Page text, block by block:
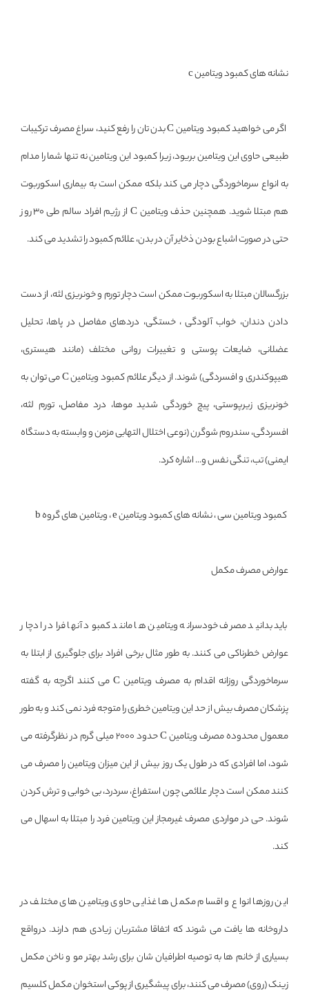
نشانه های کمبود ویتامین c
اگر می خواهید کمبود ویتامین C بدن تان را رفع کنید، سراغ مصرف ترکیبات
طبیعی حاوی این ویتامین بریود، زیرا کمبود این ویتامین نه تنها شما را مدام
به انواع سرماخوردگی دچار می کند بلکه ممکن است به بیماری اسکوربوت
هم مبتلا شوید. همچنین حذف ویتامین C از رژیم افراد سالم طی 30 روز
حتی در صورت اشباع بودن ذخایر آن در بدن، علائم کمبود را تشدید می کند.
بزرگسالان مبتلا به اسکوربوت ممکن است دچار تورم و خونریزی لثه، از دست
دادن دندان، خواب آلودگی ، خستگی، دردهای مفاصل در پاها، تحلیل
عضلانی، ضایعات پوستی و تغییرات روانی مختلف (مانند هیستری،
هیپوکندری و افسردگی) شوند. از دیگر علائم کمبود ویتامین C می توان به
خونریزی زیرپوستی، پیچ خوردگی شدید موها، درد مفاصل، تورم لثه،
افسردگی، سندروم شوگرن (نوعی اختلال التهابی مزمن و وابسته به دستگاه
ایمنی) تب، تنگی نفس و... اشاره کرد.
کمبود ویتامین سی ، نشانه های کمبود ویتامین e ، ویتامین های گروه b
عوارض مصرف مکمل
باید بدانید مصرف خودسرانه ویتامین ها مانند کمبود آنها فراد را دچار
عوارض خطرناکی می کنند. به طور مثال برخی افراد برای جلوگیری از ابتلا به
سرماخوردگی روزانه اقدام به مصرف ویتامین C می کنند اگرچه به گفته
پزشکان مصرف بیش از حد این ویتامین خطری را متوجه فرد نمی کند و به طور
معمول محدوده مصرف ویتامین C حدود 2000 میلی گرم در نظرگرفته می
شود، اما افرادی که در طول یک روز بیش از این میزان ویتامین را مصرف می
کنند ممکن است دچار علائمی چون استفراغ، سردرد، بی خوابی و ترش کردن
شوند. حی در مواردی مصرف غیرمجاز این ویتامین فرد را مبتلا به اسهال می
کند.
این روزها انواع و اقسام مکمل ها غذایی حاوی ویتامین های مختلف در
داروخانه ها یافت می شوند که اتفاقا مشتریان زیادی هم دارند. درواقع
بسیاری از خانم ها به توصیه اطرافیان شان برای رشد بهتر مو و ناخن مکمل
زینک (روی) مصرف می کنند، برای پیشگیری از پوکی استخوان مکمل کلسیم